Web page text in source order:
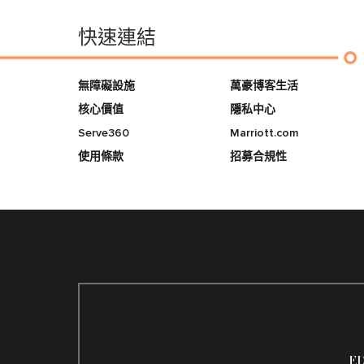
快速連結
無障礙設施
核心價值
Serve360
使用條款
萬豪博客生活
隱私中心
Marriott.com
招募合規性